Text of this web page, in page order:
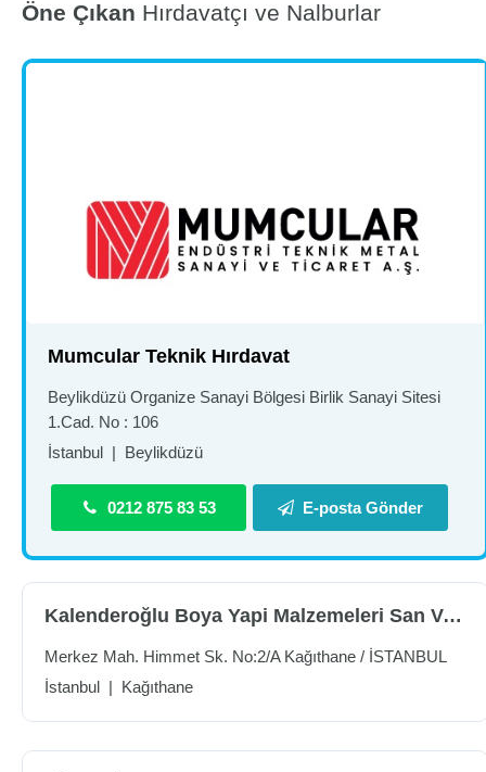
Öne Çıkan Hırdavatçı ve Nalburlar
Mumcular Teknik Hırdavat
Beylikdüzü Organize Sanayi Bölgesi Birlik Sanayi Sitesi
1.Cad. No : 106
İstanbul | Beylikdüzü
0212 875 83 53 E-posta Gönder
Kalenderoğlu Boya Yapi Malzemeleri San Ve Tic.Ltd.Şti
Merkez Mah. Himmet Sk. No:2/A Kağıthane / İSTANBUL
İstanbul | Kağıthane